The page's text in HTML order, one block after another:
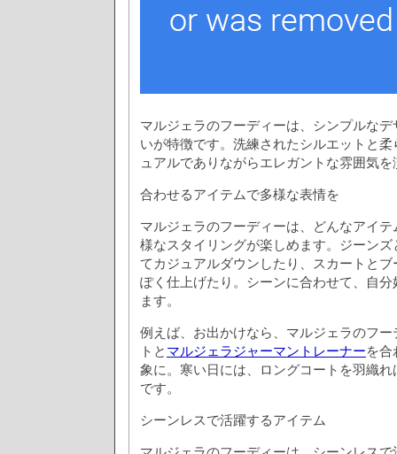
マルジェラのフーディーは、シンプルな
いが特徴です。洗練されたシルエットと
ュアルでありながらエレガントな雰囲気
合わせるアイテムで多様な表情を
マルジェラのフーディーは、どんなアイ
様なスタイリングが楽しめます。ジーン
てカジュアルダウンしたり、スカートと
ぽく仕上げたり。シーンに合わせて、自
ます。
例えば、お出かけなら、マルジェラのフ
トと マルジェラジャーマントレーナーを合
象に。寒い日には、ロングコートを羽織
です。
シーンレスで活躍するアイテム